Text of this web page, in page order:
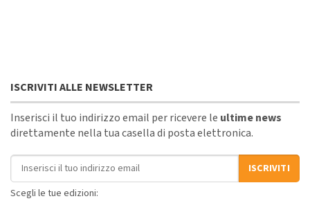
ISCRIVITI ALLE NEWSLETTER
Inserisci il tuo indirizzo email per ricevere le ultime news
direttamente nella tua casella di posta elettronica.
Indirizzo email
ISCRIVITI
Scegli le tue edizioni: